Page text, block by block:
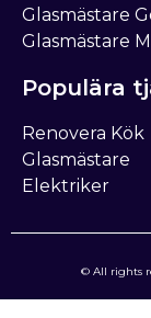
Populära
Renovera Kök
Glasmästare
Elektriker
Glasmästare
Glasmästare
© All rights